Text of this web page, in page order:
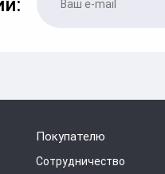
Покупателю
Сотрудничество